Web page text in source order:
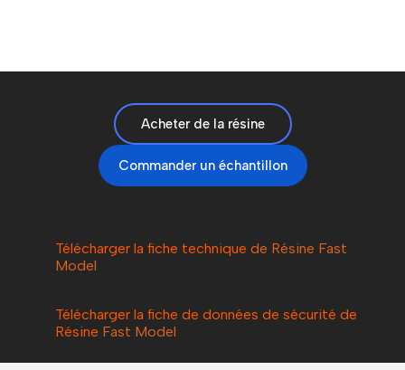
Acheter de la résine
Commander un échantillon
Télécharger la fiche technique de Résine Fast
Model
Télécharger la fiche de données de sécurité de
Résine Fast Model